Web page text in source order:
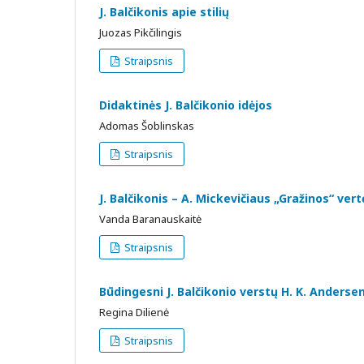
J. Balčikonis apie stilių
Juozas Pikčilingis
Straipsnis
Didaktinės J. Balčikonio idėjos
Adomas Šoblinskas
Straipsnis
J. Balčikonis – A. Mickevičiaus „Gražinos“
Vanda Baranauskaitė
Straipsnis
Būdingesni J. Balčikonio verstų H. K.
Regina Dilienė
Straipsnis